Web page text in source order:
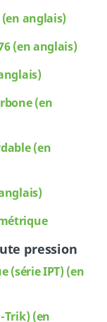
anglais)
(en anglais)
(en
(en
pression
(série IPT) (en
Trik) (en